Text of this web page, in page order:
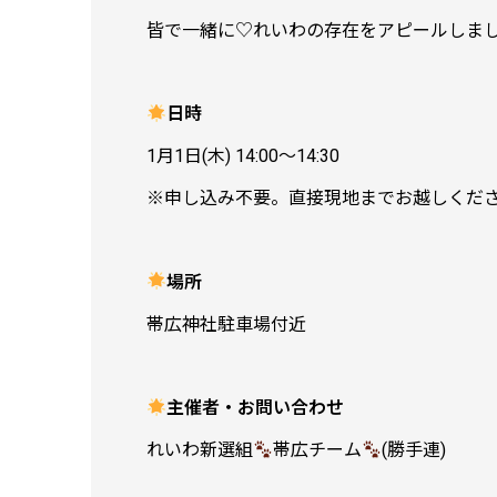
皆で一緒に♡れいわの存在をアピールしま
日時
1月1日(木) 14:00～14:30
※申し込み不要。直接現地までお越しくださ
場所
帯広神社駐車場付近
主催者・お問い合わせ
れいわ新選組
帯広チーム (勝手連)